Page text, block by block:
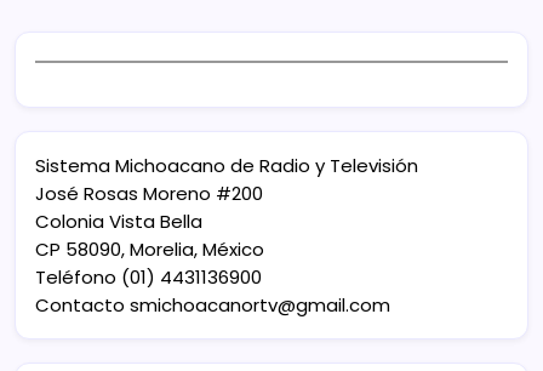
Sistema Michoacano de Radio y Televisión
José Rosas Moreno #200
Colonia Vista Bella
CP 58090, Morelia, México
Teléfono (01) 4431136900
Contacto smichoacanortv@gmail.com